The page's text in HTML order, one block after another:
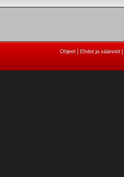
Ohjeet Ehdot ja säännöt